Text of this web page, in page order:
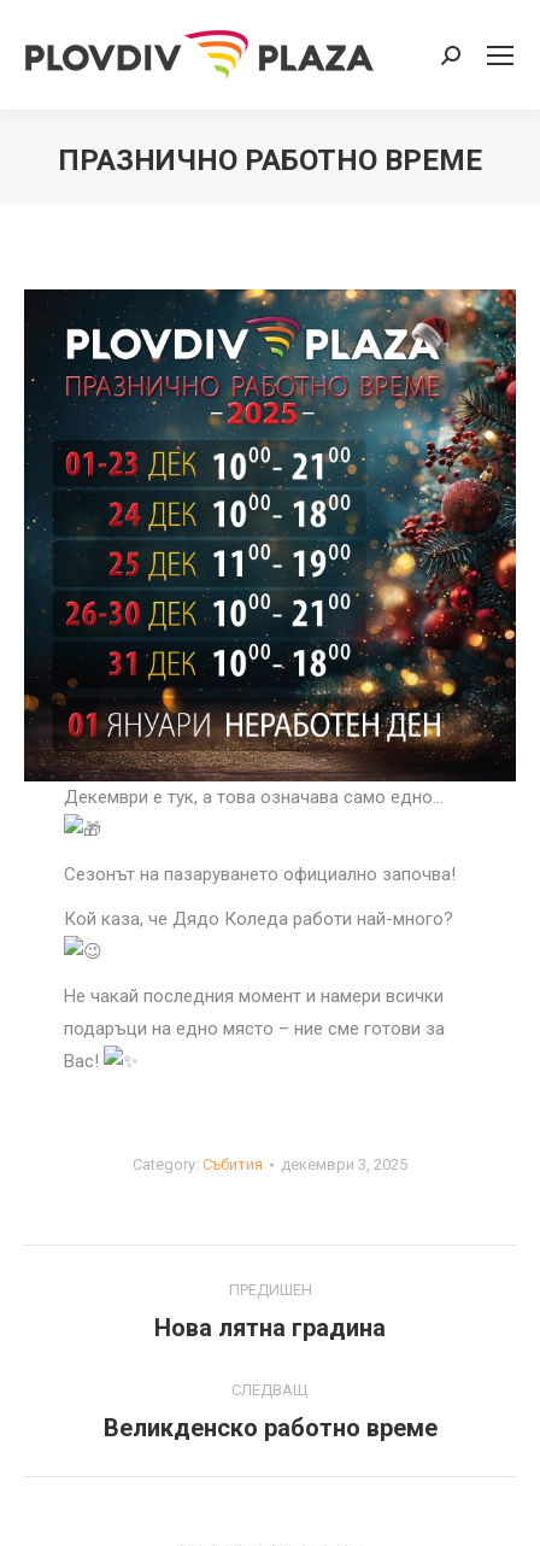
Search:
ПРАЗНИЧНО РАБОТНО ВРЕМЕ
Декември е тук, а това означава само едно…
Сезонът на пазаруването официално започва!
Кой каза, че Дядо Коледа работи най-много?
Не чакай последния момент и намери всички
подаръци на едно място – ние сме готови за
Вас!
Category: Събития декември 3, 2025
navigation
ПРЕДИШЕН
Previous
Нова лятна градина
СЛЕДВАЩ
Next
Великденско работно време